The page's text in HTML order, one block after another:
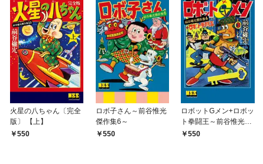
火星の八ちゃん〔完全
版〕 【上】
550
ロボ子さん～前谷惟光
傑作集6～
550
ロボットGメン+ロボッ
ト拳闘王～前谷惟光傑
作集4～
550